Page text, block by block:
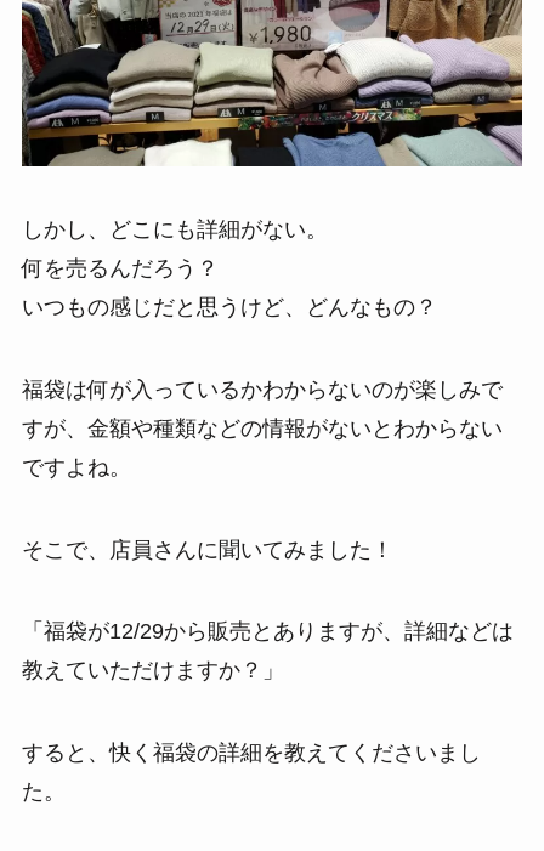
しかし、どこにも詳細がない。
何を売るんだろう？
いつもの感じだと思うけど、どんなもの？
福袋は何が入っているかわからないのが楽しみで
すが、金額や種類などの情報がないとわからない
ですよね。
そこで、店員さんに聞いてみました！
「福袋が12/29から販売とありますが、詳細などは
教えていただけますか？」
すると、快く福袋の詳細を教えてくださいまし
た。